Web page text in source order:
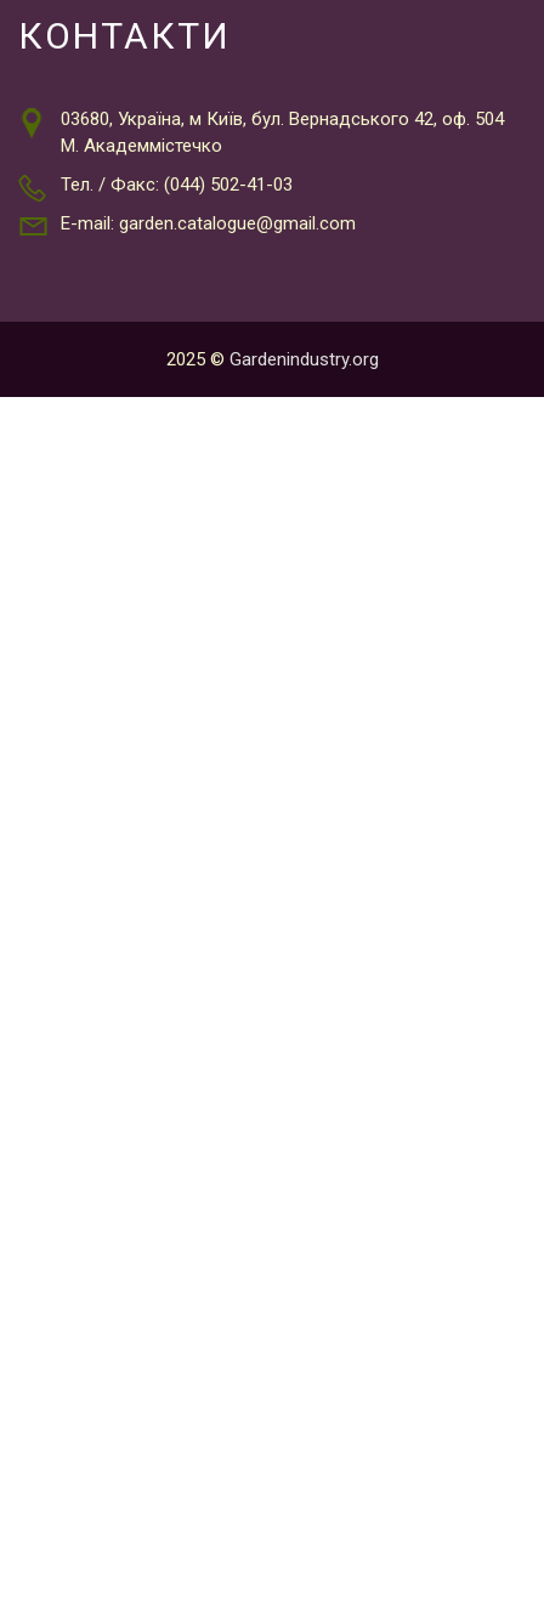
КОНТАКТИ
03680, Україна, м Київ, бул. Вернадського 42, оф. 504
М. Академмістечко
Тел. / Факс: (044) 502-41-03
E-mail: garden.catalogue@gmail.com
2025 © Gardenindustry.org